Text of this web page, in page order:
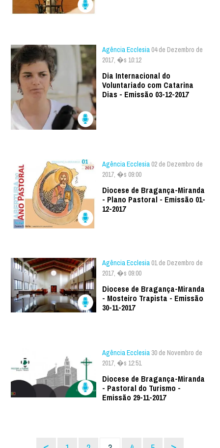
Agência Ecclesia 04 de Dezembro de
2017, �s 10:12
Dia Internacional do
Voluntariado com Catarina
Dias - Emissão 03-12-2017
Agência Ecclesia 02 de Dezembro de
2017, �s 09:00
Diocese de Bragança-Miranda
- Plano Pastoral - Emissão 01-
12-2017
Agência Ecclesia 01 de Dezembro de
2017, �s 09:00
Diocese de Bragança-Miranda
- Mosteiro Trapista - Emissão
30-11-2017
Agência Ecclesia 30 de Novembro de
2017, �s 12:51
Diocese de Bragança-Miranda
- Pastoral do Turismo -
Emissão 29-11-2017